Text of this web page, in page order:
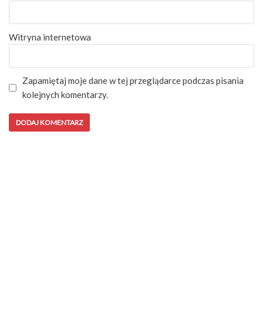
Witryna internetowa
Zapamiętaj moje dane w tej przeglądarce podczas pisania
kolejnych komentarzy.